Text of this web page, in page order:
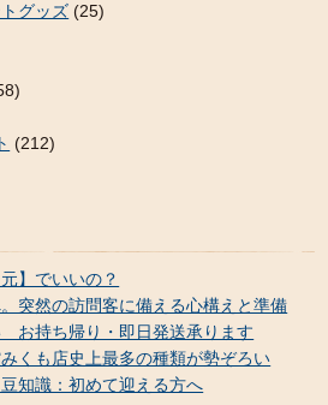
グッズ (25)
(212)
】でいいの？
突然の訪問客に備える心構えと準備
お持ち帰り・即日発送承ります
みくも店史上最多の種類が勢ぞろい
知識：初めて迎える方へ